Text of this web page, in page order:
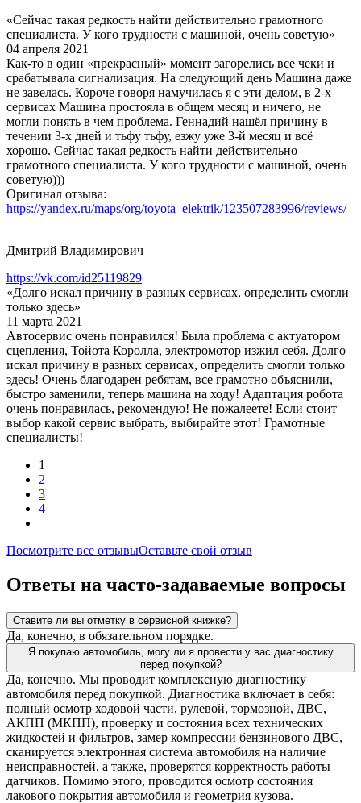
«Сейчас такая редкость найти действительно грамотного
специалиста. У кого трудности с машиной, очень советую»
04 апреля 2021
Как-то в один «прекрасный» момент загорелись все чеки и
срабатывала сигнализация. На следующий день Машина даже
не завелась. Короче говоря намучилась я с эти делом, в 2-х
сервисах Машина простояла в общем месяц и ничего, не
могли понять в чем проблема. Геннадий нашёл причину в
течении 3-х дней и тьфу тьфу, езжу уже 3-й месяц и всё
хорошо. Сейчас такая редкость найти действительно
грамотного специалиста. У кого трудности с машиной, очень
советую)))
Оригинал отзыва:
https://yandex.ru/maps/org/toyota_elektrik/123507283996/reviews/
Дмитрий Владимирович
https://vk.com/id25119829
«Долго искал причину в разных сервисах, определить смогли
только здесь»
11 марта 2021
Автосервис очень понравился! Была проблема с актуатором
сцепления, Тойота Королла, электромотор изжил себя. Долго
искал причину в разных сервисах, определить смогли только
здесь! Очень благодарен ребятам, все грамотно объяснили,
быстро заменили, теперь машина на ходу! Адаптация робота
очень понравилась, рекомендую! Не пожалеете! Если стоит
выбор какой сервис выбрать, выбирайте этот! Грамотные
специалисты!
1
2
3
4
Посмотрите все отзывыОставьте свой отзыв
Ответы на часто-задаваемые вопросы
Ставите ли вы отметку в сервисной книжке?
Да, конечно, в обязательном порядке.
Я покупаю автомобиль, могу ли я провести у вас диагностику
перед покупкой?
Да, конечно. Мы проводит комплексную диагностику
автомобиля перед покупкой. Диагностика включает в себя:
полный осмотр ходовой части, рулевой, тормозной, ДВС,
АКПП (МКПП), проверку и состояния всех технических
жидкостей и фильтров, замер компрессии бензинового ДВС,
сканируется электронная система автомобиля на наличие
неисправностей, а также, проверятся корректность работы
датчиков. Помимо этого, проводится осмотр состояния
лакового покрытия автомобиля и геометрия кузова.